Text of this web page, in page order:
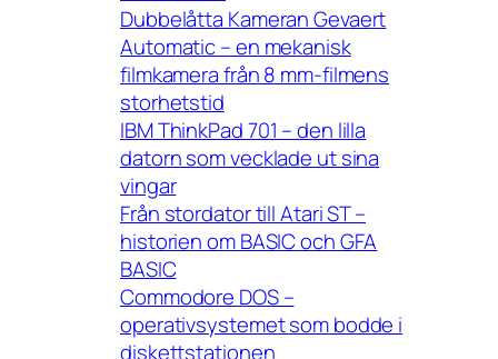
Dubbelåtta Kameran Gevaert
Automatic – en mekanisk
filmkamera från 8 mm-filmens
storhetstid
IBM ThinkPad 701 – den lilla
datorn som vecklade ut sina
vingar
Från stordator till Atari ST –
historien om BASIC och GFA
BASIC
Commodore DOS –
operativsystemet som bodde i
diskettstationen